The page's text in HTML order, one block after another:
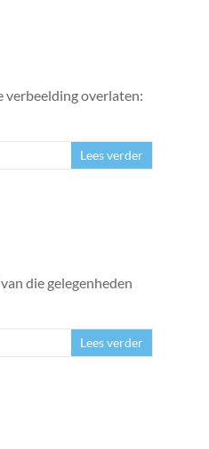
verbeelding overlaten:
Lees verder
die gelegenheden
Lees verder